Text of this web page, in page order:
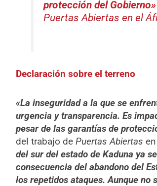
protección del Gobierno»
Puertas Abiertas en el
Declaración sobre el terreno
«La inseguridad a la que se
urgencia y transparencia. Es
pesar de las garantías de
del trabajo de Puertas Abiertas
del sur del estado de Kaduna ya
consecuencia del abandono del
los repetidos ataques. Aunque no